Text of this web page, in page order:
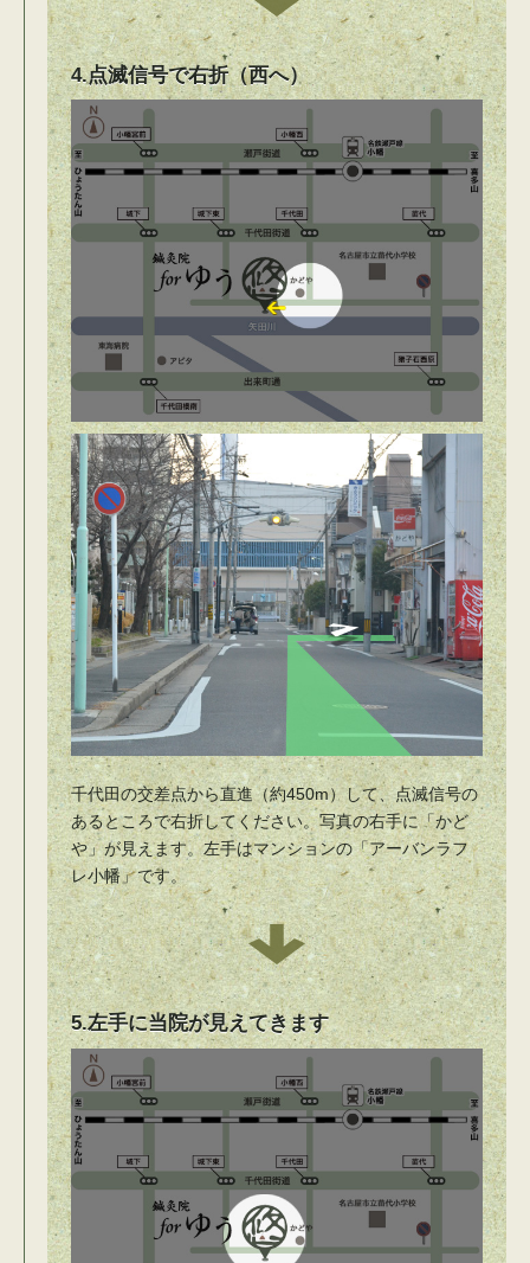
4.点滅信号で右折（西へ）
千代田の交差点から直進（約450m）して、点滅信号の
あるところで右折してください。写真の右手に「かど
や」が見えます。左手はマンションの「アーバンラフ
レ小幡」です。
5.左手に当院が見えてきます